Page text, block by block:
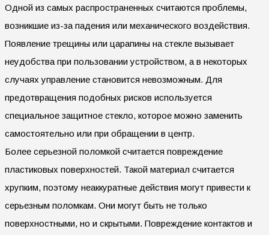
Одной из самых распространенных считаются проблемы,
возникшие из-за падения или механического воздействия.
Появление трещины или царапины на стекле вызывает
неудобства при пользовании устройством, а в некоторых
случаях управление становится невозможным. Для
предотвращения подобных рисков используется
специальное защитное стекло, которое можно заменить
самостоятельно или при обращении в центр.
Более серьезной поломкой считается повреждение
пластиковых поверхностей. Такой материал считается
хрупким, поэтому неаккуратные действия могут привести к
серьезным поломкам. Они могут быть не только
поверхностными, но и скрытыми. Повреждение контактов и